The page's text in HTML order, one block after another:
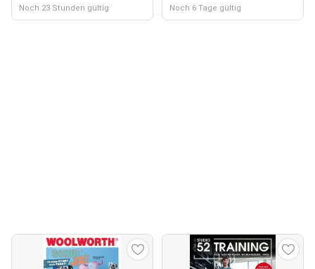
Noch 23 Stunden gültig Noch 6 Tage gültig